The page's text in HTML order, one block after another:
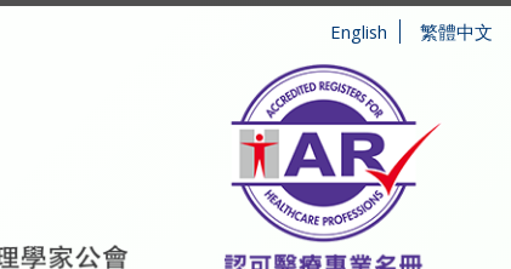
English 繁體中文